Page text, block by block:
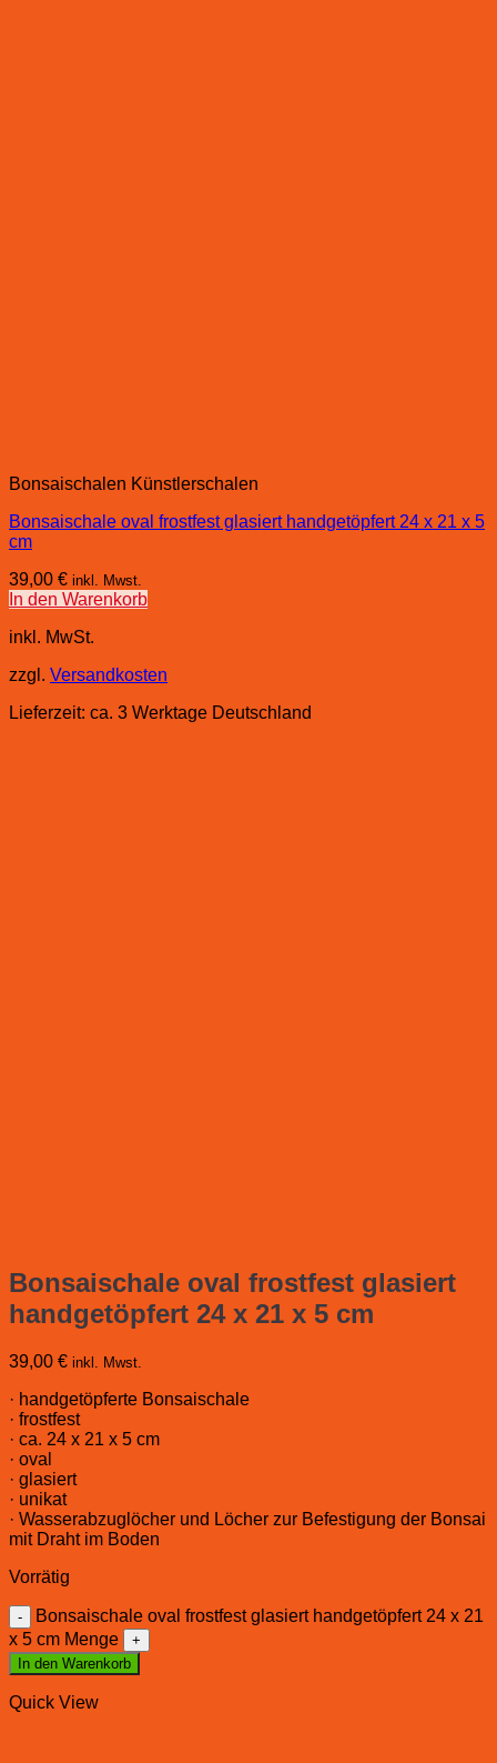
Bonsaischalen Künstlerschalen
Bonsaischale oval frostfest glasiert handgetöpfert 24 x 21 x 5
cm
39,00 € inkl. Mwst.
In den Warenkorb
inkl. MwSt.
zzgl. Versandkosten
Lieferzeit: ca. 3 Werktage Deutschland
Bonsaischale oval frostfest glasiert
handgetöpfert 24 x 21 x 5 cm
39,00 € inkl. Mwst.
· handgetöpferte Bonsaischale
· frostfest
· ca. 24 x 21 x 5 cm
· oval
· glasiert
· unikat
· Wasserabzuglöcher und Löcher zur Befestigung der Bonsai
mit Draht im Boden
Vorrätig
Bonsaischale oval frostfest glasiert handgetöpfert 24 x 21
x 5 cm Menge
In den Warenkorb
Quick View